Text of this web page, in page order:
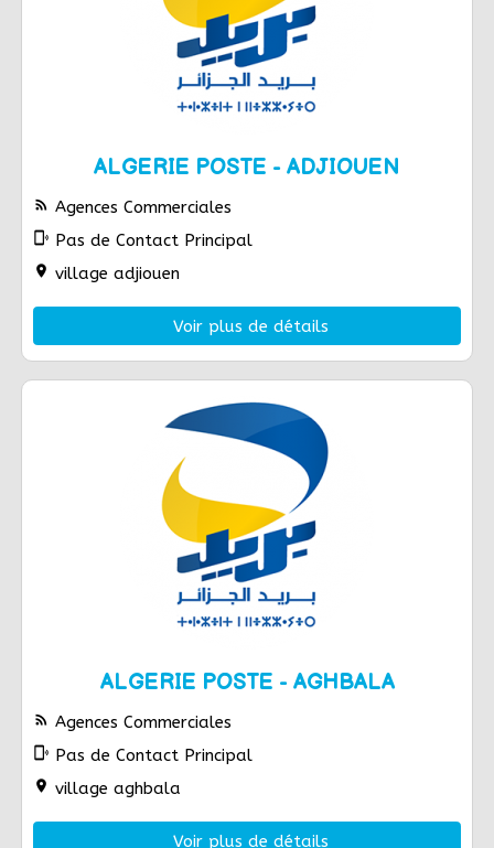
ALGERIE POSTE - ADJIOUEN
rss_feed Agences Commerciales
phonelink_ring Pas de Contact Principal
location_on village adjiouen
Voir plus de détails
ALGERIE POSTE - AGHBALA
rss_feed Agences Commerciales
phonelink_ring Pas de Contact Principal
location_on village aghbala
Voir plus de détails